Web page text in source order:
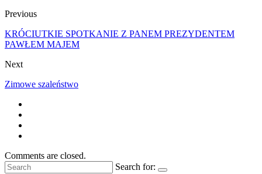
Previous
KRÓCIUTKIE SPOTKANIE Z PANEM PREZYDENTEM
PAWŁEM MAJEM
Next
Zimowe szaleństwo
Comments are closed.
Search for: